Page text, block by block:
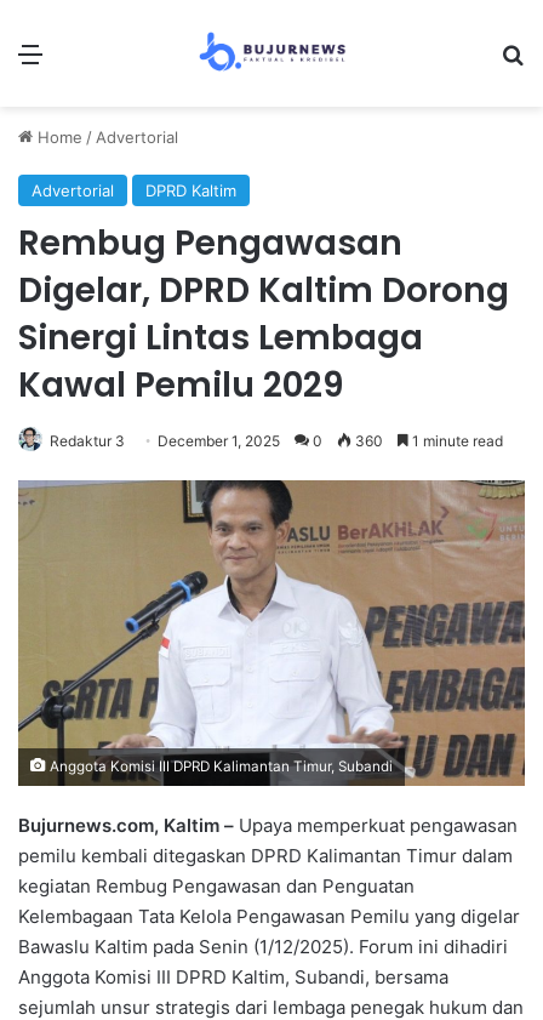
Menu
Home / Advertorial
Advertorial DPRD Kaltim
Rembug Pengawasan
Digelar, DPRD Kaltim Dorong
Sinergi Lintas Lembaga
Kawal Pemilu 2029
Redaktur 3 December 1, 2025 0 360 1 minute read
Anggota Komisi III DPRD Kalimantan Timur, Subandi
Bujurnews.com, Kaltim – Upaya memperkuat pengawasan
pemilu kembali ditegaskan DPRD Kalimantan Timur dalam
kegiatan Rembug Pengawasan dan Penguatan
Kelembagaan Tata Kelola Pengawasan Pemilu yang digelar
Bawaslu Kaltim pada Senin (1/12/2025). Forum ini dihadiri
Anggota Komisi III DPRD Kaltim, Subandi, bersama
sejumlah unsur strategis dari lembaga penegak hukum dan